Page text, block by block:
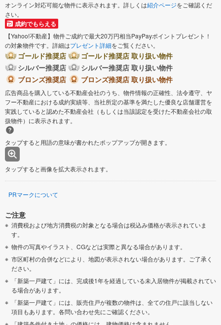
オンライン対応可能な物件に表示されます。詳しくは紹介ページをご確認くだ
さい。
成約でもらえる
【Yahoo!不動産】物件ご成約で最大20万円相当PayPayポイントプレゼント！
の対象物件です。詳細はプレゼント詳細をご覧ください。
ゴールド推奨店
ゴールド推奨店 取り扱い物件
シルバー推奨店
シルバー推奨店 取り扱い物件
ブロンズ推奨店
ブロンズ推奨店 取り扱い物件
広告商品を購入している不動産会社のうち、物件情報の正確性、法令遵守、ヤ
フー不動産における成約実績等、当社所定の基準を満たした優良な店舗運営を
実践していると認めた不動産会社（もしくは当該認定を受けた不動産会社の取
扱物件）に表示されます。
タップすると用語の意味が書かれたポップアップが開きます。
タップすると画像を拡大表示されます。
PRマークについて
ご注意
消費税および地方消費税の対象となる場合は税込み価格が表示されていま
す。
物件の写真やイラスト、CGなどは実際と異なる場合があります。
市区町村の合併などにより、地図が表示されない場合があります。ご了承く
ださい。
「新築一戸建て」には、完成後1年を経過している未入居物件が掲載されてい
る場合があります。
「新築一戸建て」には、販売住戸が複数の物件は、全ての住戸に該当しない
項目もあります。各問い合わせ先にご確認ください。